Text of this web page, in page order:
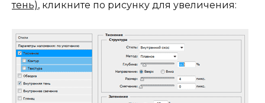
тень), кликните по рисунку для увеличения: